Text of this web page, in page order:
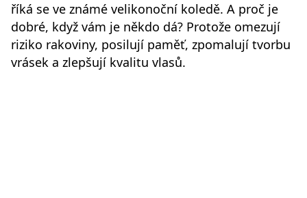
říká se ve známé velikonoční koledě. A proč je
dobré, když vám je někdo dá? Protože omezují
riziko rakoviny, posilují paměť, zpomalují tvorbu
vrásek a zlepšují kvalitu vlasů.